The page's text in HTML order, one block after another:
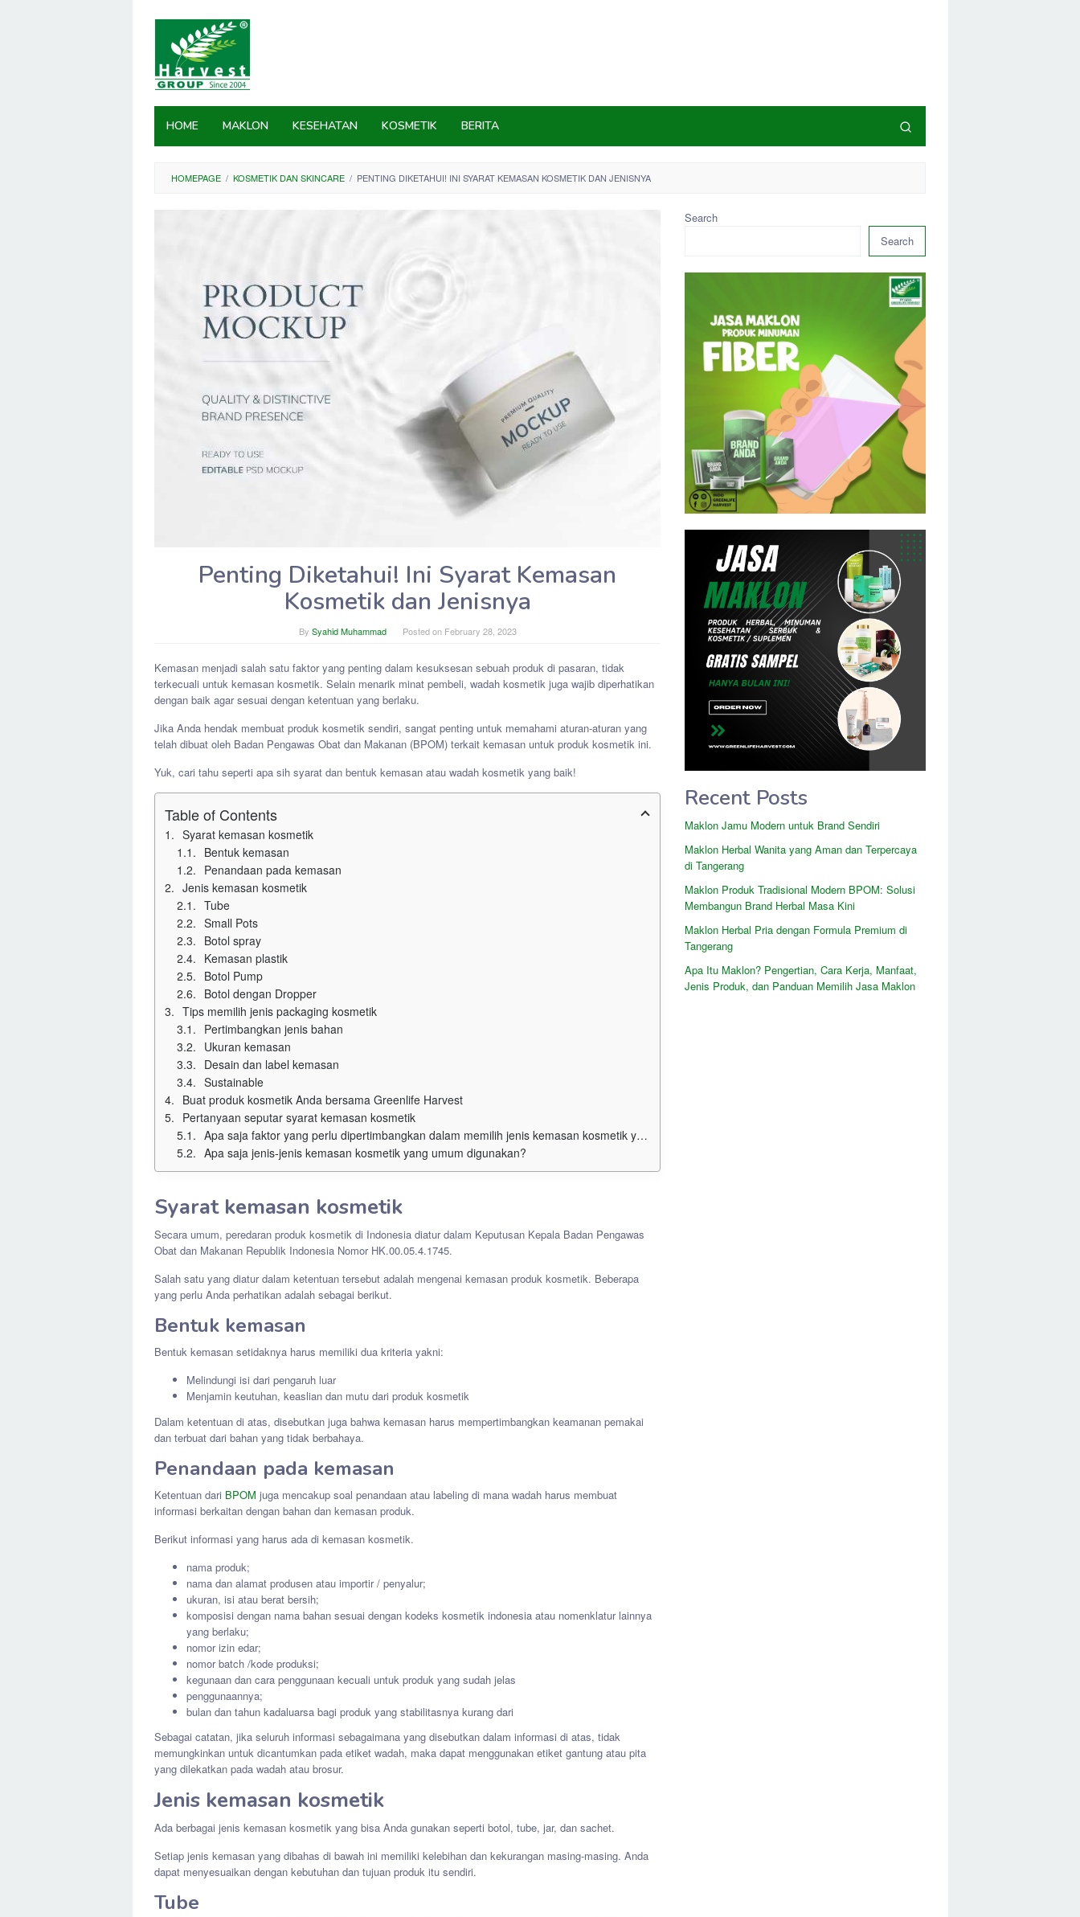
HOME MAKLON KESEHATAN KOSMETIK BERITA
HOMEPAGE / KOSMETIK DAN SKINCARE / PENTING DIKETAHUI! INI SYARAT KEMASAN KOSMETIK DAN JENISNYA
Penting Diketahui! Ini Syarat Kemasan
Kosmetik dan Jenisnya
By Syahid Muhammad Posted on February 28, 2023
Kemasan menjadi salah satu faktor yang penting dalam kesuksesan sebuah produk di pasaran, tidak
terkecuali untuk kemasan kosmetik. Selain menarik minat pembeli, wadah kosmetik juga wajib diperhatikan
dengan baik agar sesuai dengan ketentuan yang berlaku.
Jika Anda hendak membuat produk kosmetik sendiri, sangat penting untuk memahami aturan-aturan yang
telah dibuat oleh Badan Pengawas Obat dan Makanan (BPOM) terkait kemasan untuk produk kosmetik ini.
Yuk, cari tahu seperti apa sih syarat dan bentuk kemasan atau wadah kosmetik yang baik!
Table of Contents
Syarat kemasan kosmetik
Bentuk kemasan
Penandaan pada kemasan
Jenis kemasan kosmetik
Tube
Small Pots
Botol spray
Kemasan plastik
Botol Pump
Botol dengan Dropper
Tips memilih jenis packaging kosmetik
Pertimbangkan jenis bahan
Ukuran kemasan
Desain dan label kemasan
Sustainable
Buat produk kosmetik Anda bersama Greenlife Harvest
Pertanyaan seputar syarat kemasan kosmetik
Apa saja faktor yang perlu dipertimbangkan dalam memilih jenis kemasan kosmetik yang tepat?
Apa saja jenis-jenis kemasan kosmetik yang umum digunakan?
Syarat kemasan kosmetik
Secara umum, peredaran produk kosmetik di Indonesia diatur dalam Keputusan Kepala Badan Pengawas
Obat dan Makanan Republik Indonesia Nomor HK.00.05.4.1745.
Salah satu yang diatur dalam ketentuan tersebut adalah mengenai kemasan produk kosmetik. Beberapa
yang perlu Anda perhatikan adalah sebagai berikut.
Bentuk kemasan
Bentuk kemasan setidaknya harus memiliki dua kriteria yakni:
Melindungi isi dari pengaruh luar
Menjamin keutuhan, keaslian dan mutu dari produk kosmetik
Dalam ketentuan di atas, disebutkan juga bahwa kemasan harus mempertimbangkan keamanan pemakai
dan terbuat dari bahan yang tidak berbahaya.
Penandaan pada kemasan
Ketentuan dari BPOM juga mencakup soal penandaan atau labeling di mana wadah harus membuat
informasi berkaitan dengan bahan dan kemasan produk.
Berikut informasi yang harus ada di kemasan kosmetik.
nama produk;
nama dan alamat produsen atau importir / penyalur;
ukuran, isi atau berat bersih;
komposisi dengan nama bahan sesuai dengan kodeks kosmetik indonesia atau nomenklatur lainnya
yang berlaku;
nomor izin edar;
nomor batch /kode produksi;
kegunaan dan cara penggunaan kecuali untuk produk yang sudah jelas
penggunaannya;
bulan dan tahun kadaluarsa bagi produk yang stabilitasnya kurang dari
Sebagai catatan, jika seluruh informasi sebagaimana yang disebutkan dalam informasi di atas, tidak
memungkinkan untuk dicantumkan pada etiket wadah, maka dapat menggunakan etiket gantung atau pita
yang dilekatkan pada wadah atau brosur.
Jenis kemasan kosmetik
Ada berbagai jenis kemasan kosmetik yang bisa Anda gunakan seperti botol, tube, jar, dan sachet.
Setiap jenis kemasan yang dibahas di bawah ini memiliki kelebihan dan kekurangan masing-masing. Anda
dapat menyesuaikan dengan kebutuhan dan tujuan produk itu sendiri.
Tube
Search
Search
Recent Posts
Maklon Jamu Modern untuk Brand Sendiri
Maklon Herbal Wanita yang Aman dan Terpercaya
di Tangerang
Maklon Produk Tradisional Modern BPOM: Solusi
Membangun Brand Herbal Masa Kini
Maklon Herbal Pria dengan Formula Premium di
Tangerang
Apa Itu Maklon? Pengertian, Cara Kerja, Manfaat,
Jenis Produk, dan Panduan Memilih Jasa Maklon